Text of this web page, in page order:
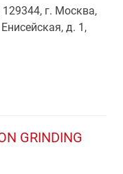
129344, г. Москва,
д. 1,
GRINDING